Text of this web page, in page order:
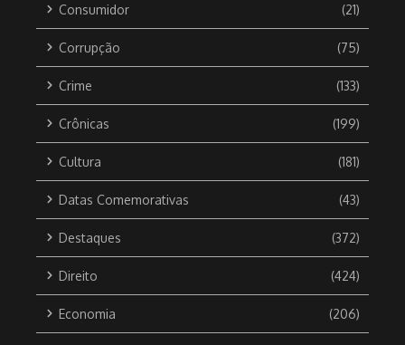
Consumidor (21)
Corrupção (75)
Crime (133)
Crônicas (199)
Cultura (181)
Datas Comemorativas (43)
Destaques (372)
Direito (424)
Economia (206)